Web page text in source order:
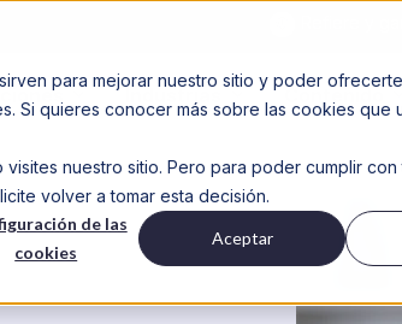
para mejorar nuestro sitio y poder
Si quieres conocer más sobre las cookies que
nuestro sitio. Pero para poder cumplir con
volver a tomar esta decisión.
de las
cookies
Aceptar